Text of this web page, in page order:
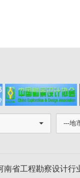
南省工程勘察设计行